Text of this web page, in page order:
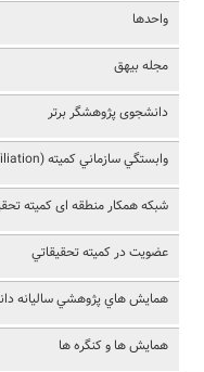
واحدها
مجله بیهق
دانشجوی پژوهشگر برتر
وابستگي سازماني کميته (Affiliation)
شبکه همکار منطقه ای کمیته
عضويت در کميته تحقيقاتي
همايش هاي پژوهشي ساليانه
همايش ها و کنگره ها